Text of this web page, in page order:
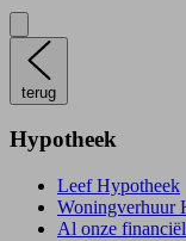
terug
Hypotheek
Leef Hypotheek
Woningverhuur
Al onze